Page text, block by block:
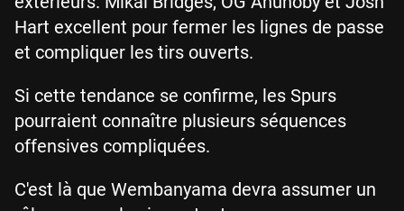
Hart excellent pour fermer les lignes de passe
et compliquer les tirs ouverts.
Si cette tendance se confirme, les Spurs
pourraient connaître plusieurs séquences
offensives compliquées.
C'est là que Wembanyama devra assumer un